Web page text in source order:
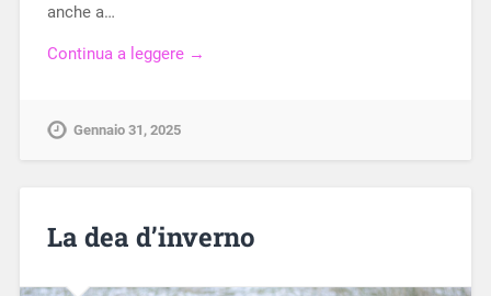
anche a…
Continua a leggere →
Gennaio 31, 2025
La dea d’inverno